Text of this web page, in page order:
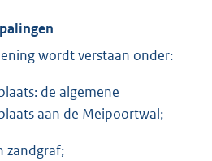
wordt verstaan onder:
de algemene
aan de Meipoortwal;
zandgraf;